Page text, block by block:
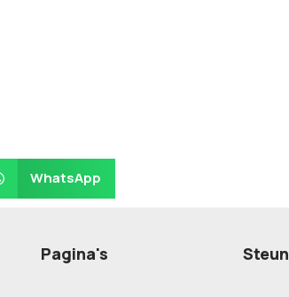
WhatsApp
Pagina's Steun